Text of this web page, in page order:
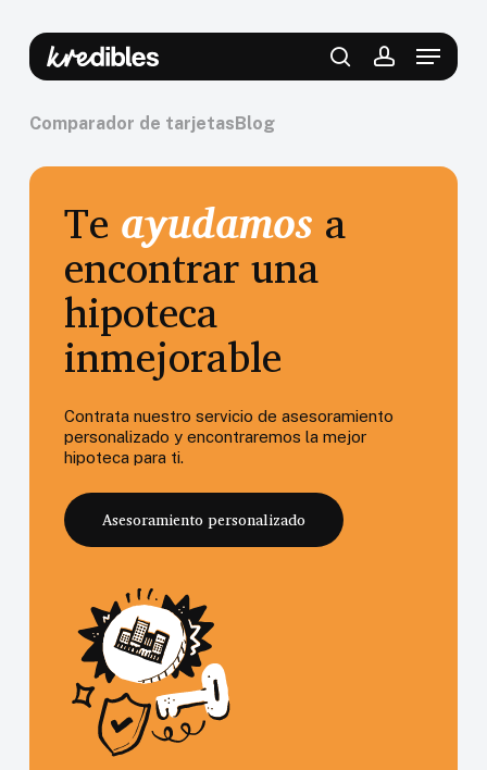
main
content
searchaccount
Menu
Vaciar
Comparador de tarjetasBlog
Te ayudamos a
encontrar una
hipoteca
inmejorable
Contrata nuestro servicio de asesoramiento
personalizado y encontraremos la mejor
hipoteca para ti.
Asesoramiento personalizado